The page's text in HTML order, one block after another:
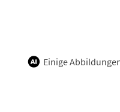
Einige